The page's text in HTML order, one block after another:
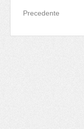
Precedente